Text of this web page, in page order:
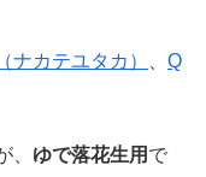
ナカテユタカ）
Q
ゆで落花生用 で